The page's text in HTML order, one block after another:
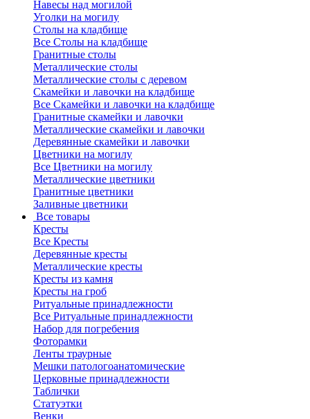
Навесы над могилой
Уголки на могилу
Столы на кладбище
Все Столы на кладбище
Гранитные столы
Металлические столы
Металлические столы с деревом
Скамейки и лавочки на кладбище
Все Скамейки и лавочки на кладбище
Гранитные скамейки и лавочки
Металлические скамейки и лавочки
Деревянные скамейки и лавочки
Цветники на могилу
Все Цветники на могилу
Металлические цветники
Гранитные цветники
Заливные цветники
Все товары
Кресты
Все Кресты
Деревянные кресты
Металлические кресты
Кресты из камня
Кресты на гроб
Ритуальные принадлежности
Все Ритуальные принадлежности
Набор для погребения
Фоторамки
Ленты траурные
Мешки патологоанатомические
Церковные принадлежности
Таблички
Статуэтки
Венки